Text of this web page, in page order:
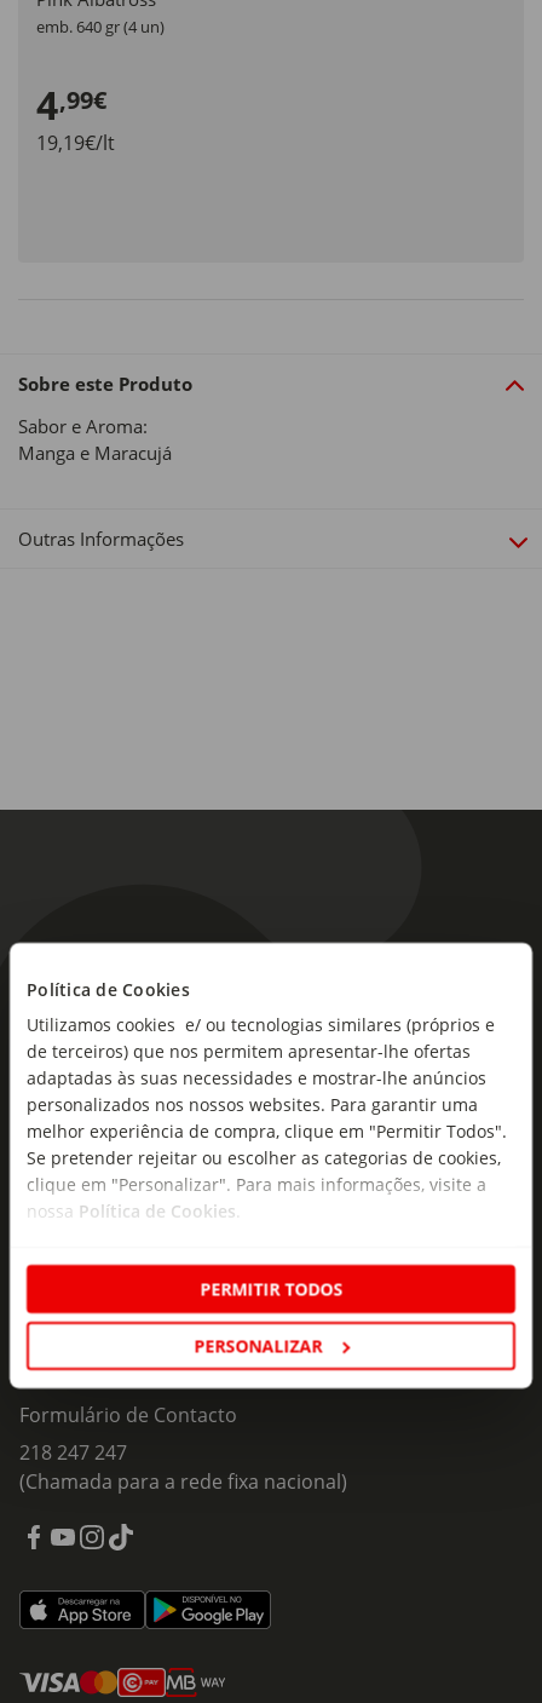
Política de Cookies
Utilizamos cookies e/ ou tecnologias similares (próprios e
de terceiros) que nos permitem apresentar-lhe ofertas
adaptadas às suas necessidades e mostrar-lhe anúncios
personalizados nos nossos websites. Para garantir uma
melhor experiência de compra, clique em "Permitir Todos".
Se pretender rejeitar ou escolher as categorias de cookies,
clique em "Personalizar". Para mais informações, visite a
nossa Política de Cookies
PERMITIR TODOS
PERSONALIZAR
emb. 640 gr (4 un)
4,99€
19,19€/lt
Sobre este Produto
Sabor e Aroma:
Manga e Maracujá
Outras Informações
As novidades mais frescas no
seu e-mail!
Subscreva e descubra campanhas exclusivas,
ofertas e novidades para si.
Insira o seu e-
mail
Subscrever
Fale Connosco
Formulário de Contacto
218 247 247
(Chamada para a rede fixa nacional)